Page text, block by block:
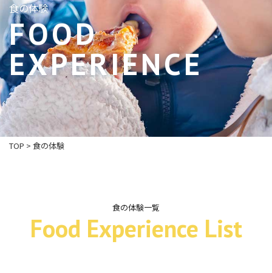
食の体験
FOOD
EXPERIENCE
TOP > 食の体験
食の体験一覧
Food Experience List